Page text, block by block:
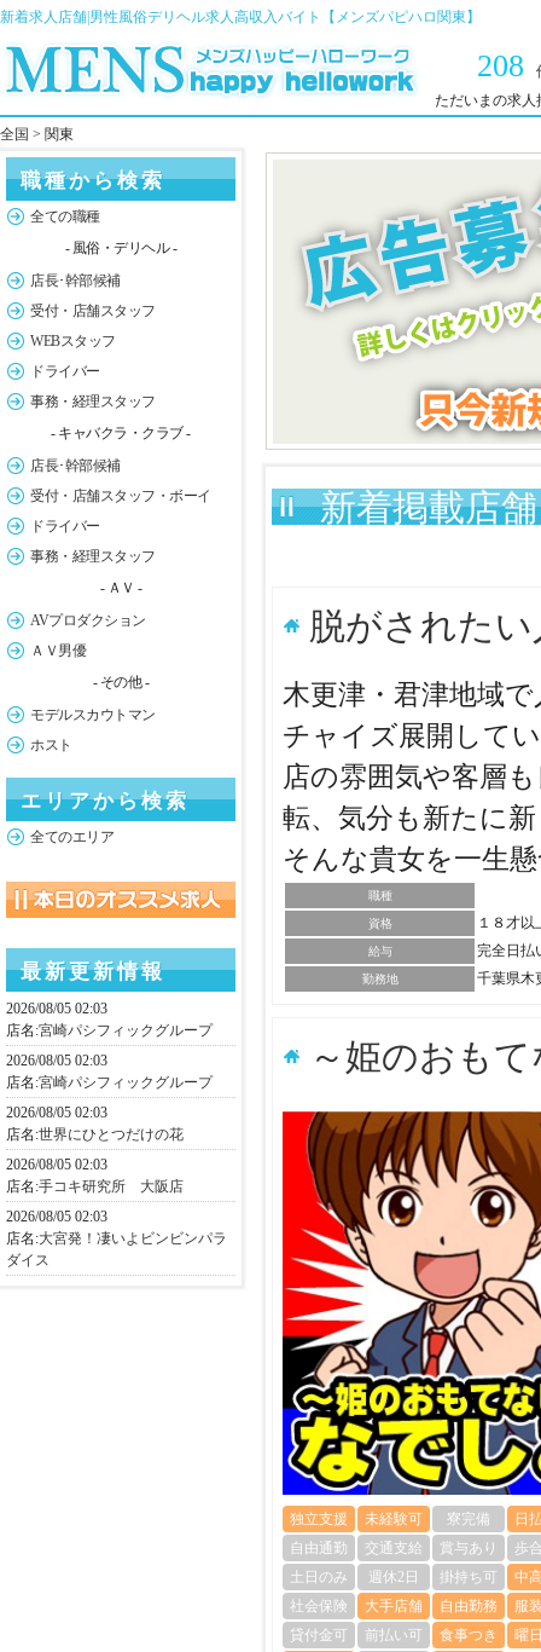
新着求人店舗|男性風俗デリヘル求人高収入バイト【メンズパピハロ関東】
208
ただいまの求人
全国 > 関東
職種から検索
全ての職種
- 風俗・デリヘル -
店長･幹部候補
受付・店舗スタッフ
WEBスタッフ
ドライバー
事務・経理スタッフ
- キャバクラ・クラブ -
店長･幹部候補
受付・店舗スタッフ・ボーイ
ドライバー
事務・経理スタッフ
- ＡＶ -
AVプロダクション
ＡＶ男優
- その他 -
モデルスカウトマン
ホスト
エリアから検索
全てのエリア
最新更新情報
2026/08/05 02:03
店名:宮崎パシフィックグループ
2026/08/05 02:03
店名:宮崎パシフィックグループ
2026/08/05 02:03
店名:世界にひとつだけの花
2026/08/05 02:03
店名:手コキ研究所 大阪店
2026/08/05 02:03
店名:大宮発！凄いよビンビンパラ
ダイス
新着掲載店
脱がされた
木更津・君津地域
チャイズ展開して
店の雰囲気や客層
転、気分も新たに
そんな貴女を一生
職種
資格 １８才
給与 完全日払
勤務地 千葉県木
～姫のおも
独立支援 未経験可 寮完備
日
自由通勤
交通支給 賞与あり
歩
土日のみ
週休2日 掛持ち可
中
社会保険
大手店舗 自由勤務
服
貸付金可
前払い可 食事つき
曜